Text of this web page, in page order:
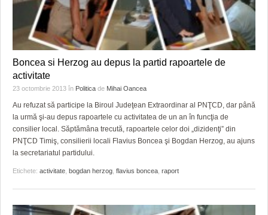
Boncea si Herzog au depus la partid rapoartele de
activitate
23 octombrie 2013 în Politica de Mihai Oancea
Au refuzat să participe la Biroul Judeţean Extraordinar al PNŢCD, dar până
la urmă şi-au depus rapoartele cu activitatea de un an în funcţia de
consilier local. Săptămâna trecută, rapoartele celor doi „dizidenţi” din
PNŢCD Timiş, consilierii locali Flavius Boncea şi Bogdan Herzog, au ajuns
la secretariatul partidului.
Etichete: activitate bogdan herzog flavius boncea raport